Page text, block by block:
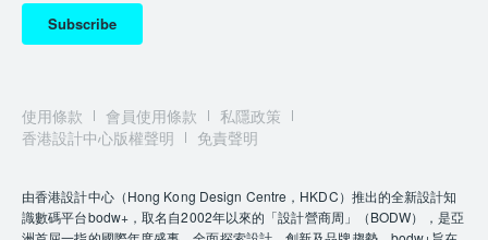
Subscribe
使用條款 會員使用條款
私隱政策
香港設計中心版權聲明
免責聲明
由香港設計中心（Hong Kong Design Centre，HKDC）推出的全新設計知
識數碼平台bodw+，取名自2002年以來的「設計營商周」（BODW），是亞